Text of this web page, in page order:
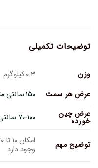
توضیحات تکمیلی
وزن
۰.۳ کیلوگرم
عرض هر سمت
۱۵۰ سانتی متر
عرض چین
خورده ۷۰-۱۰۰ سانتی متر
توضیح مهم وجود دارد